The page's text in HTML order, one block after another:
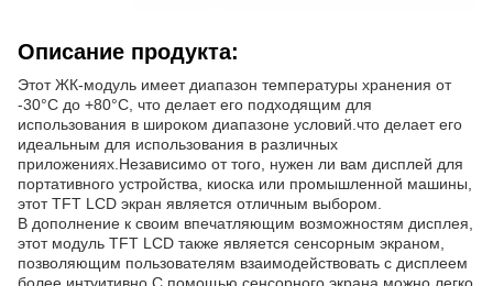
Описание продукта:
Этот ЖК-модуль имеет диапазон температуры хранения от
-30°C до +80°C, что делает его подходящим для
использования в широком диапазоне условий.что делает его
идеальным для использования в различных
приложениях.Независимо от того, нужен ли вам дисплей для
портативного устройства, киоска или промышленной машины,
этот TFT LCD экран является отличным выбором.
В дополнение к своим впечатляющим возможностям дисплея,
этот модуль TFT LCD также является сенсорным экраном,
позволяющим пользователям взаимодействовать с дисплеем